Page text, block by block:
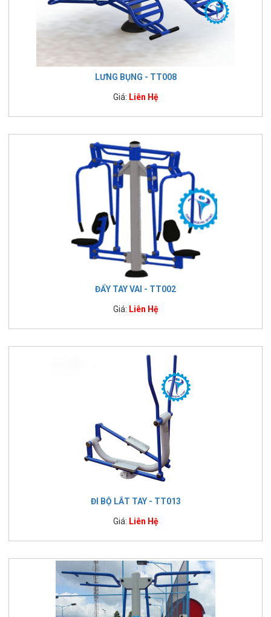
LƯNG BỤNG - TT008
Giá: Liên Hệ
ĐẨY TAY VAI - TT002
Giá: Liên Hệ
ĐI BỘ LẮT TAY - TT013
Giá: Liên Hệ